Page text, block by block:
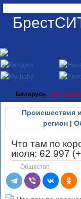
Беларусь Все
Происшествия
регион |
Что там по
июля: 62 997
Общество